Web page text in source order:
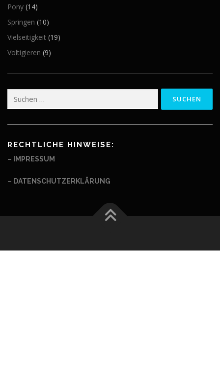
Pony (14)
Springen (10)
Vielseitigkeit (19)
Voltigieren (9)
Suchen
RECHTLICHE HINWEISE:
– IMPRESSUM
– DATENSCHUTZERKLÄRUNG